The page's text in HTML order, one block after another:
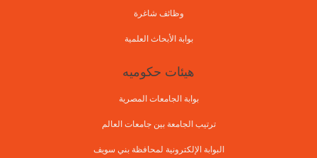
وظائف شاغرة
بوابة الأبحاث العلمية
هيئات حكوميه
بوابة الجامعات المصرية
ترتيب الجامعة بين جامعات العالم
البوابة الإلكترونية لمحافظة بني سويف